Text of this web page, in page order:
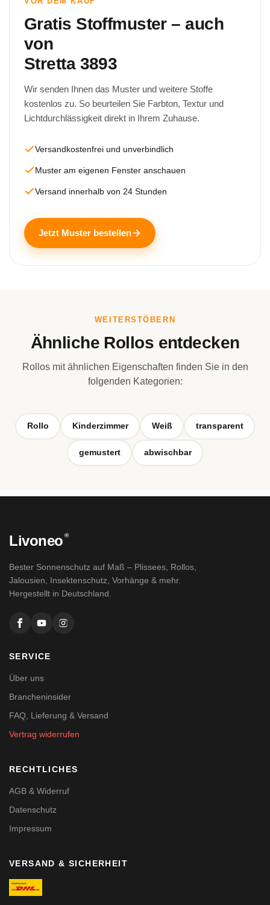
Gratis Stoffmuster – auch
von
Stretta 3893
Wir senden Ihnen das Muster und weitere Stoffe
kostenlos zu. So beurteilen Sie Farbton, Textur und
Lichtdurchlässigkeit direkt in Ihrem Zuhause.
Versandkostenfrei und unverbindlich
Muster am eigenen Fenster anschauen
Versand innerhalb von 24 Stunden
Jetzt Muster bestellen
WEITERSTÖBERN
Ähnliche Rollos entdecken
Rollos mit ähnlichen Eigenschaften finden Sie in den
folgenden Kategorien:
Rollo Kinderzimmer Weiß transparent
gemustert abwischbar
Livoneo ®
Bester Sonnenschutz auf Maß – Plissees, Rollos,
Jalousien, Insektenschutz, Vorhänge & mehr.
Hergestellt in Deutschland.
SERVICE
Über uns
Brancheninsider
FAQ, Lieferung & Versand
Vertrag widerrufen
RECHTLICHES
AGB & Widerruf
Datenschutz
Impressum
VERSAND & SICHERHEIT